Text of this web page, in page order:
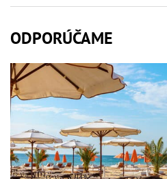
ODPORÚČAME